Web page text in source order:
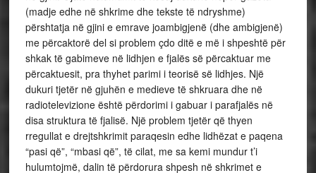
(madje edhe në shkrime dhe tekste të ndryshme)
përshtatja në gjini e emrave joambigjenë (dhe ambigjenë)
me përcaktorë del si problem çdo ditë e më i shpeshtë për
shkak të gabimeve në lidhjen e fjalës së përcaktuar me
përcaktuesit, pra thyhet parimi i teorisë së lidhjes. Një
dukuri tjetër në gjuhën e medieve të shkruara dhe në
radiotelevizione është përdorimi i gabuar i parafjalës në
disa struktura të fjalisë. Një problem tjetër që thyen
rregullat e drejtshkrimit paraqesin edhe lidhëzat e paqena
“pasi që”, “mbasi që”, të cilat, me sa kemi mundur t’i
hulumtojmë, dalin të përdorura shpesh në shkrimet e